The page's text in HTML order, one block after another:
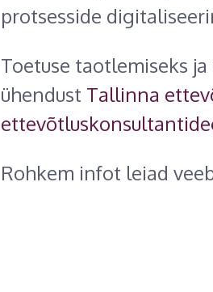
protsesside
Toetuse taotlemiseks
ühendust Tallinna
Rohkem infot leiad